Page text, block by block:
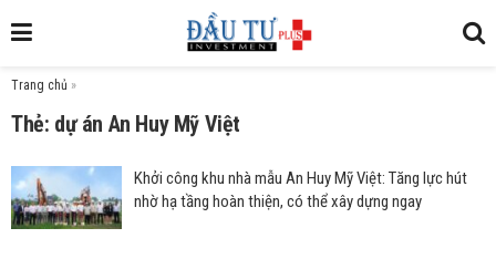
Trang chủ »
Thẻ: dự án An Huy Mỹ Việt
Khởi công khu nhà mẫu An Huy Mỹ Việt: Tăng lực hút
nhờ hạ tầng hoàn thiện, có thể xây dựng ngay